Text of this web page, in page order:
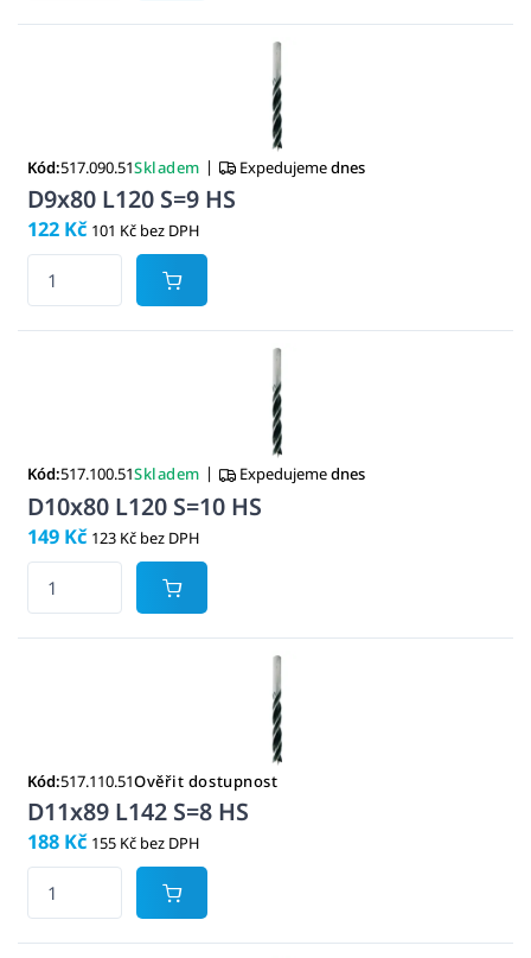
Kód:517.090.51Skladem | Expedujemednes
D9x80 L120 S=9 HS
122 Kč 101 Kč bez DPH
Kód:517.100.51Skladem | Expedujemednes
D10x80 L120 S=10 HS
149 Kč 123 Kč bez DPH
Kód:517.110.51Ověřit dostupnost
D11x89 L142 S=8 HS
188 Kč 155 Kč bez DPH